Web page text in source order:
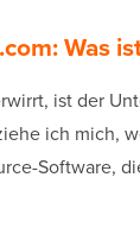
Was
ist der
ich mich,
Software,